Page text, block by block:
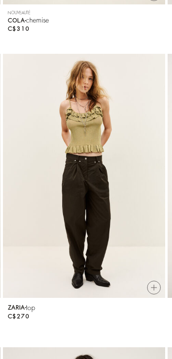
NOUVEAUTÉ
COLA chemise
C$310
ZARIA top
C$270